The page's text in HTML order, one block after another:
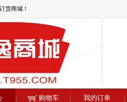
货商城！
购物车 我的订单